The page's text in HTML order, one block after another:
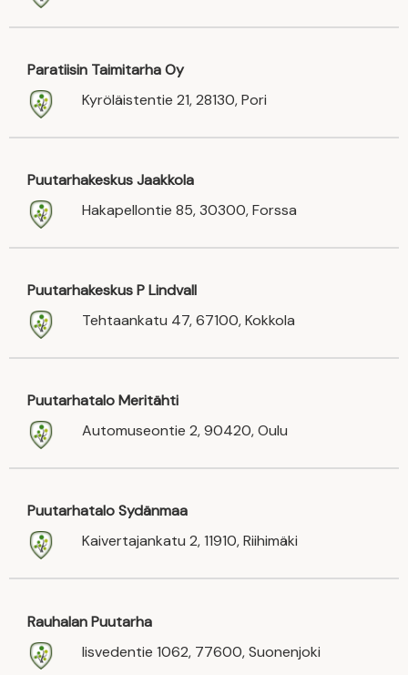
Paratiisin Taimitarha Oy
Kyröläistentie 21, 28130, Pori
Puutarhakeskus Jaakkola
Hakapellontie 85, 30300, Forssa
Puutarhakeskus P Lindvall
Tehtaankatu 47, 67100, Kokkola
Puutarhatalo Meritähti
Automuseontie 2, 90420, Oulu
Puutarhatalo Sydänmaa
Kaivertajankatu 2, 11910, Riihimäki
Rauhalan Puutarha
Iisvedentie 1062, 77600, Suonenjoki